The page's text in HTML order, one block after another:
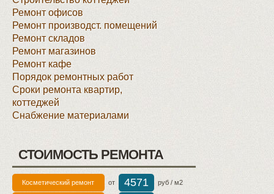
Ремонт офисов
Ремонт производст. помещений
Ремонт складов
Ремонт магазинов
Ремонт кафе
Порядок ремонтных работ
Сроки ремонта квартир,
коттеджей
Снабжение материалами
СТОИМОСТЬ РЕМОНТА
Косметический ремонт от 4571 руб / м2